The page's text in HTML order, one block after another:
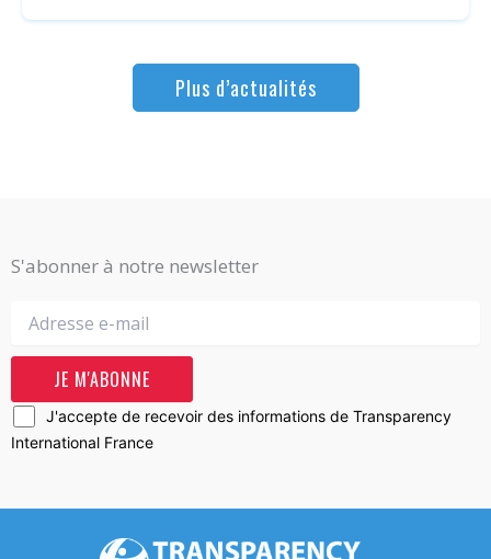
Plus d’actualités
S'abonner à notre newsletter
J'accepte de recevoir des informations de Transparency
International France